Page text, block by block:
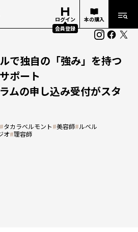
ログイン
会員登録
本の購入
で独自の「強み」を持つ
ポート
ムの申し込み受付がスタ
#タカラベルモント#美容師#ルベル
オ#理容師